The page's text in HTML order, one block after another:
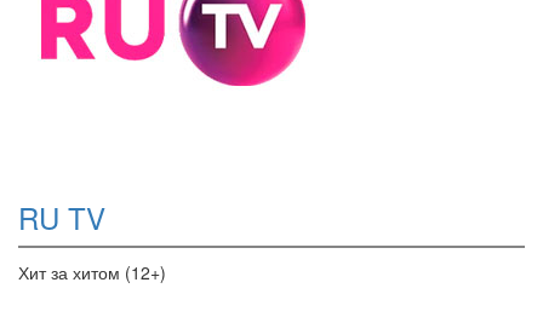
RU TV
Хит за хитом (12+)